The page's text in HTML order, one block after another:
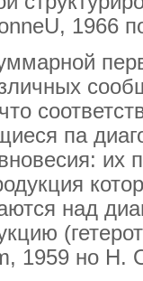
1966
па
их
над
1959 но Н.